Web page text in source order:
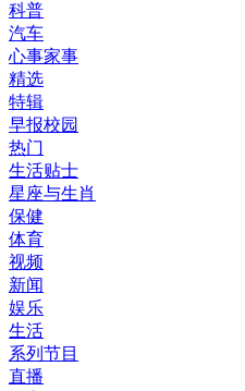
科普
汽车
心事家事
精选
特辑
早报校园
热门
生活贴士
星座与生肖
保健
体育
视频
新闻
娱乐
生活
系列节目
直播